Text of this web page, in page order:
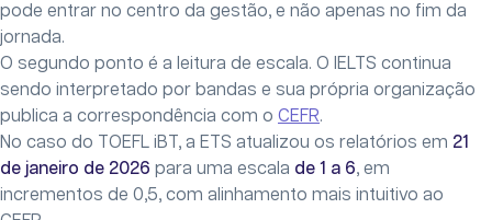
pode entrar no centro da gestão, e não apenas no fim da
jornada.
O segundo ponto é a leitura de escala. O IELTS continua
sendo interpretado por bandas e sua própria organização
publica a correspondência com o CEFR.
No caso do TOEFL iBT, a ETS atualizou os relatórios em 21
de janeiro de 2026 para uma escala de 1 a 6, em
incrementos de 0,5, com alinhamento mais intuitivo ao